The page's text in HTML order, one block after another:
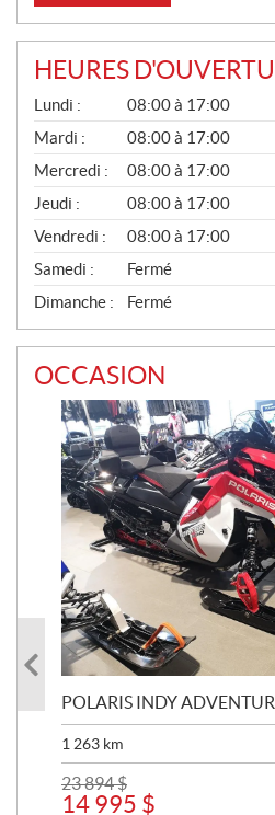
HEURES
G
É
N
É
R
A
L
Lundi :
08:00 à 17:00
Mardi :
08:00 à 17:00
Mercredi :
08:00 à 17:00
Jeudi :
08:00 à 17:00
Vendredi :
08:00 à 17:00
Samedi :
Fermé
Dimanche :
Fermé
OCCASION
POLARIS INDY
1 263 km
23 894$
14 995 $